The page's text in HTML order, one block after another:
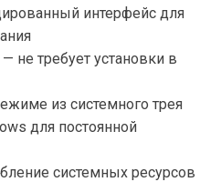
интерфейс для
не требует установки в
из системного трея
для постоянной
системных ресурсов